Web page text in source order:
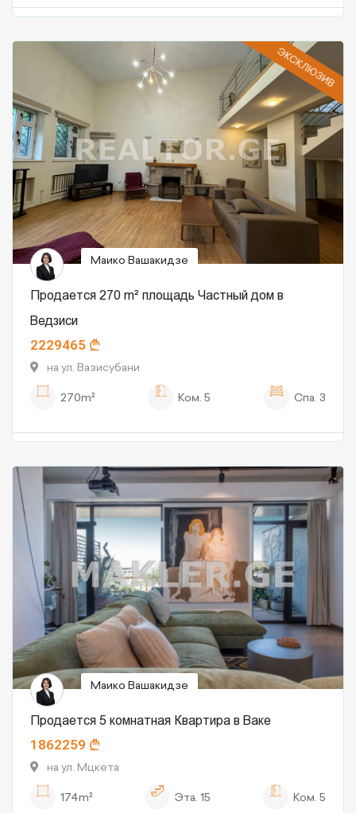
ЭКСКЛЮЗИВ
Маико Вашакидзе
Продается 270 m² площадь Частный дом в
Ведзиси
2229465
на ул. Вазисубани
270m²
Ком. 5 Спа. 3
Маико Вашакидзе
Продается 5 комнатная Квартира в Ваке
1862259
на ул. Мцкета
174m²
Эта. 15 Ком. 5